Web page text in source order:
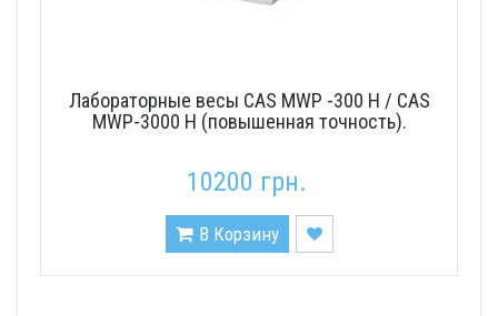
Лабораторные весы CAS MWP -300 H / CAS
MWP-3000 H (повышенная точность).
10200 грн.
В Корзину